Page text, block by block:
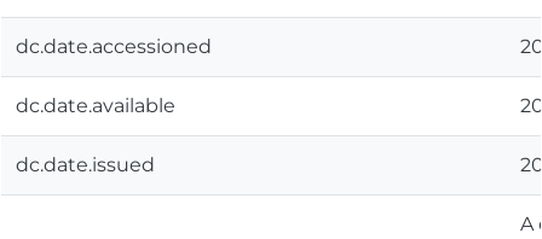
dc.date.accessioned
dc.date.available
dc.date.issued
A